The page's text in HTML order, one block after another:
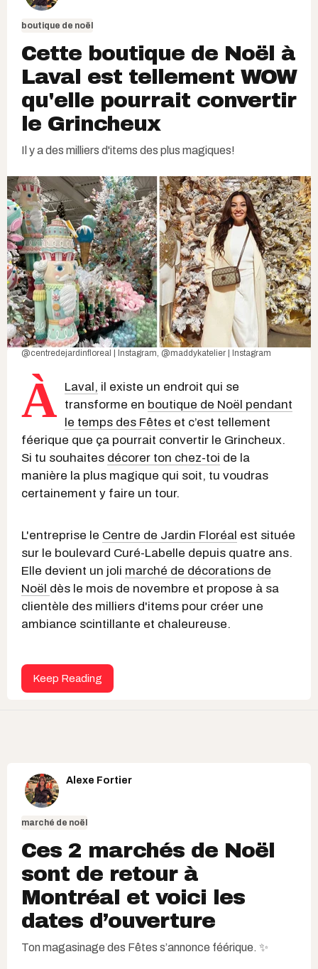
boutique de noël
Cette boutique de Noël à
Laval est tellement WOW
qu'elle pourrait convertir
le Grincheux
Il y a des milliers d'items des plus magiques!
@centredejardinfloreal | Instagram @maddykatelier | Instagram
À Laval, il existe un endroit qui se
transforme en boutique de Noël pendant
le temps des Fêtes et c’est tellement
féerique que ça pourrait convertir le Grincheux.
Si tu souhaites décorer ton chez-toi de la
manière la plus magique qui soit, tu voudras
certainement y faire un tour.
L'entreprise le Centre de Jardin Floréal est située
sur le boulevard Curé-Labelle depuis quatre ans.
Elle devient un joli marché de décorations de
Noël dès le mois de novembre et propose à sa
clientèle des milliers d'items pour créer une
ambiance scintillante et chaleureuse.
Keep Reading
Alexe Fortier
marché de noël
Ces 2 marchés de Noël
sont de retour à
Montréal et voici les
dates d’ouverture
Ton magasinage des Fêtes s’annonce féérique. ✨